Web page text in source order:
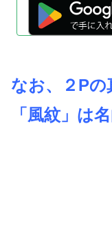
なお、２Pの
「風紋」は名